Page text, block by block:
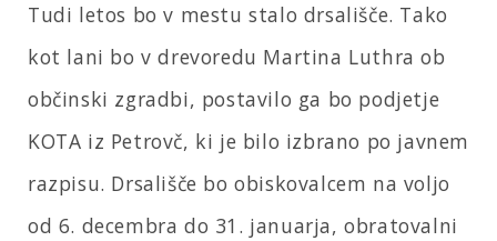
Tudi letos bo v mestu stalo drsališče. Tako
kot lani bo v drevoredu Martina Luthra ob
občinski zgradbi, postavilo ga bo podjetje
KOTA iz Petrovč, ki je bilo izbrano po javnem
razpisu. Drsališče bo obiskovalcem na voljo
od 6. decembra do 31. januarja, obratovalni